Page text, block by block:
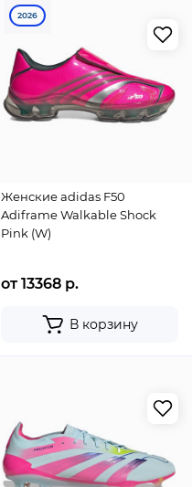
2026
Женские adidas F50
Adiframe Walkable Shock
Pink (W)
от 13368 р.
В корзину